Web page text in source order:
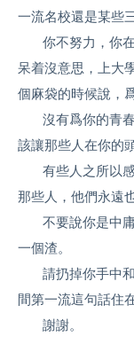
一流名校還是某些
你不努力，你
呆着沒意思，上大
個麻袋的時候說，
沒有爲你的青
該讓那些人在你的
有些人之所以
那些人，他們永遠
不要說你是中
一個渣。
請扔掉你手中
間第一流這句話住
謝謝。